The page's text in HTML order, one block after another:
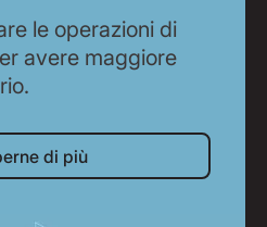
le operazioni di
avere maggiore
Per saperne di più
di più